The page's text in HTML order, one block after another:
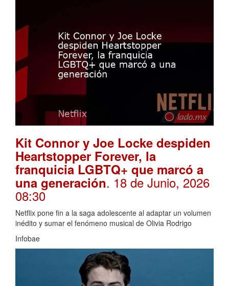
Kit Connor y Joe Locke despiden
Heartstopper Forever, la
franquicia LGBTQ+ que marcó a
una generación. 18 de Junio, 2026
08:30
Netflix pone fin a la saga adolescente al adaptar un volumen
inédito y sumar el fenómeno musical de Olivia Rodrigo
Infobae